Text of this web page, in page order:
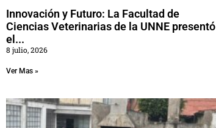
Innovación y Futuro: La Facultad de
Ciencias Veterinarias de la UNNE presentó
el...
8 julio, 2026
Ver Mas »